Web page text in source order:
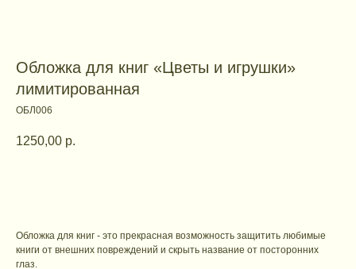
Обложка для книг «Цветы и игрушки»
лимитированная
ОБЛ006
1250,00 р.
Обложка для книг - это прекрасная возможность защитить любимые
книги от внешних повреждений и скрыть название от посторонних
глаз.